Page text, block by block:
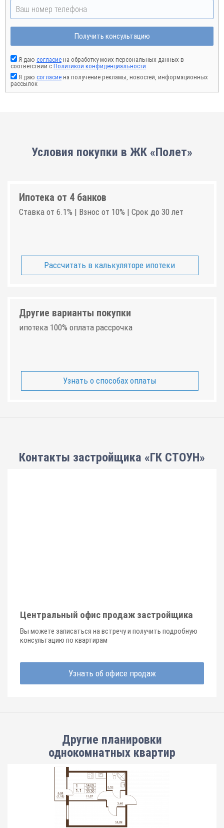
Получить консультацию
Я даю согласие на обработку моих персональных данных в
соответствии с Политикой конфиденциальности
Я даю согласие на получение рекламы, новостей, информационных
рассылок
Условия покупки в ЖК «Полет»
Ипотека от 4 банков
Ставка от 6.1% | Взнос от 10% | Срок до 30 лет
Рассчитать в калькуляторе ипотеки
Другие варианты покупки
ипотека 100% оплата рассрочка
Узнать о способах оплаты
Контакты застройщика «ГК СТОУН»
Центральный офис продаж застройщика
Вы можете записаться на встречу и получить подробную
консультацию по квартирам
Узнать об офисе продаж
Другие планировки
однокомнатных квартир